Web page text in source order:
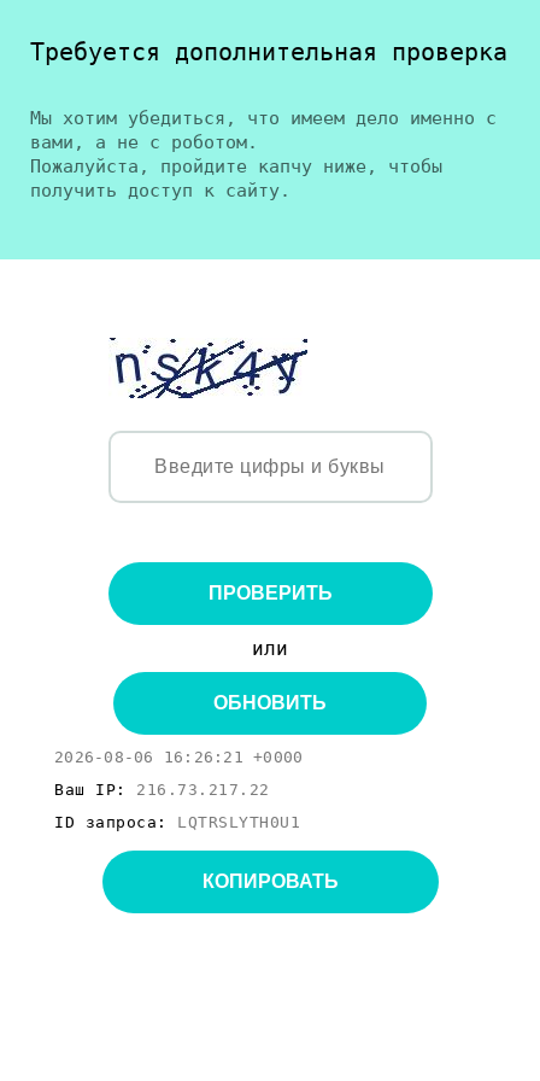
Требуется дополнительная проверка
Мы хотим убедиться, что имеем дело именно с
вами, а не с роботом.
Пожалуйста, пройдите капчу ниже, чтобы
получить доступ к сайту.
ПРОВЕРИТЬ
или
ОБНОВИТЬ
2026-08-06 16:26:21 +0000
Ваш IP: 216.73.217.22
ID запроса: LQTRSLYTH0U1
КОПИРОВАТЬ